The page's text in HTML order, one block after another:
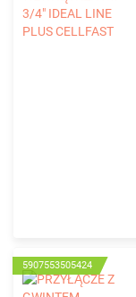
5907553505424